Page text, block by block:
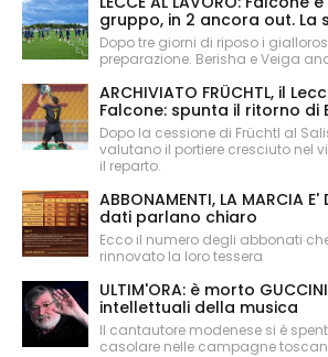
gruppo, in 2 ancora out. La
Dopo tre giorni di riposo i
preparazione. Berisha e Veiga
ARCHIVIATO FRÜCHTL, il
Falcone: spunta il ritorno di
Dopo la cessione di Früchtl al
valutano il portiere cresciuto nel
il reparto.
ABBONAMENTI, LA MARCIA
dati parlano chiaro
Ecco il numero degli abbonati
rinnovato la loro tessera
ULTIM'ORA: è morto
intellettuali della musica
Il cantautore modenese si è
casolare nelle campagne